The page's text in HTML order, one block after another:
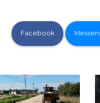
Facebook